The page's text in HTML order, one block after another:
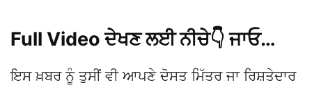
Full Video ਦੇਖਣ ਲਈ ਨੀਚੇ👇 ਜਾਓ…
ਇਸ ਖ਼ਬਰ ਨੂੰ ਤੁਸੀਂ ਵੀ ਆਪਣੇ ਦੋਸਤ ਮਿੱਤਰ ਜਾ ਰਿਸ਼ਤੇਦਾਰ